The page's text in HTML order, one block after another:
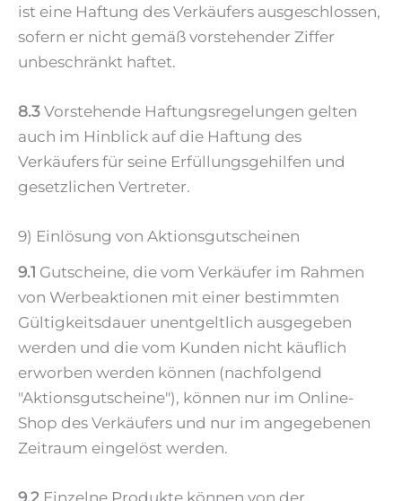
ist eine Haftung des Verkäufers ausgeschlossen,
sofern er nicht gemäß vorstehender Ziffer
unbeschränkt haftet.
8.3 Vorstehende Haftungsregelungen gelten
auch im Hinblick auf die Haftung des
Verkäufers für seine Erfüllungsgehilfen und
gesetzlichen Vertreter.
9) Einlösung von Aktionsgutscheinen
9.1 Gutscheine, die vom Verkäufer im Rahmen
von Werbeaktionen mit einer bestimmten
Gültigkeitsdauer unentgeltlich ausgegeben
werden und die vom Kunden nicht käuflich
erworben werden können (nachfolgend
"Aktionsgutscheine"), können nur im Online-
Shop des Verkäufers und nur im angegebenen
Zeitraum eingelöst werden.